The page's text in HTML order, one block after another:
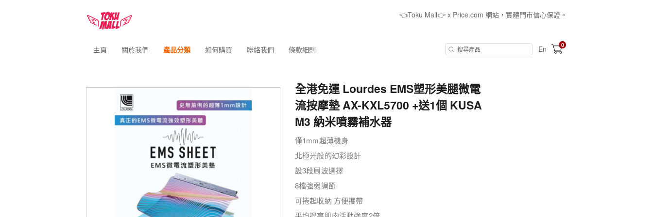
👈Toku Mall👉 x Price.com 網站，實體門市信心保證。
主頁 關於我們 產品分類 如何購買 聯絡我們 條款細則 En 0
全港免運 Lourdes EMS塑形美腿微電
流按摩墊 AX-KXL5700 +送1個 KUSA
M3 納米噴霧補水器
僅1mm超薄機身
北極光般的幻彩設計
設3段周波選擇
8檔強弱調節
可捲起收納 方便攜帶